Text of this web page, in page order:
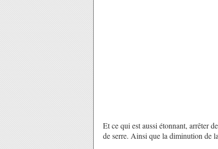
Et ce qui est aussi étonnant, arrêter
de serre. Ainsi que la diminution de